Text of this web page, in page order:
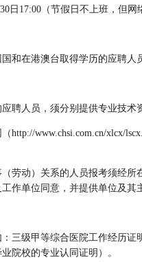
日17:00（节假日不上班，但网
和在港澳台取得学历的应聘人
聘人员，须分别提供专业技术
http://www.chsi.com.cn/xlcx/
劳动）关系的人员报考须经所
作单位同意，并提供单位及其
三级甲等综合医院工作经历
院校的专业认同证明）。